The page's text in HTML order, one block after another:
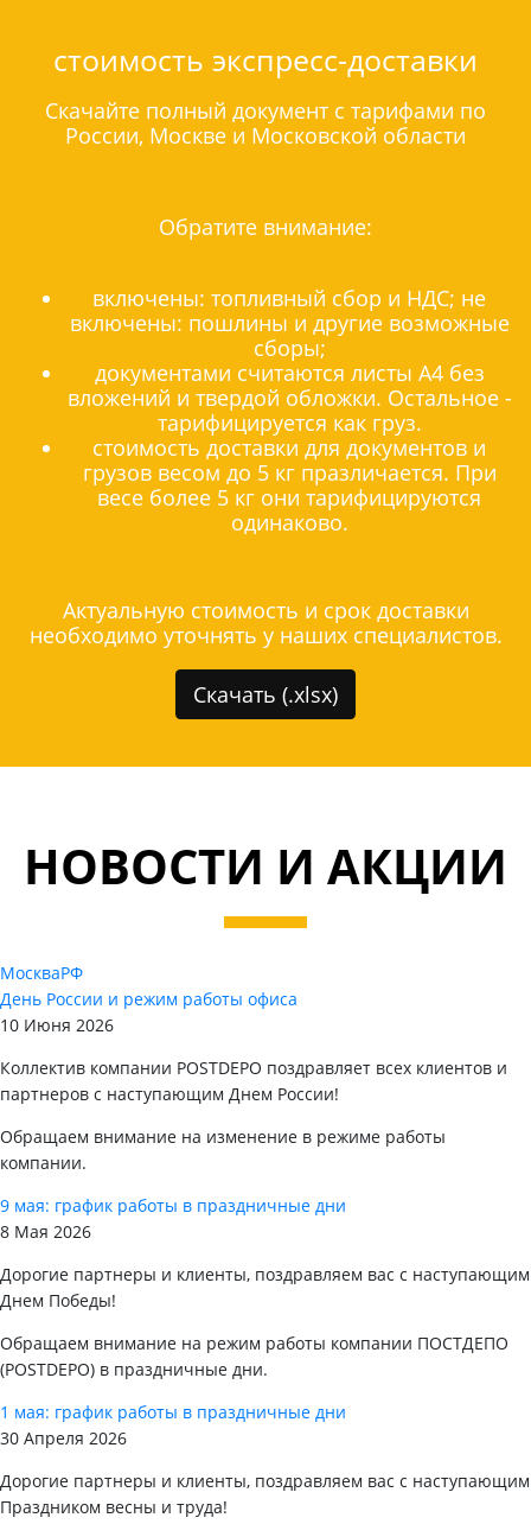
стоимость экспресс-доставки
Скачайте полный документ с тарифами по
России, Москве и Московской области
Обратите внимание:
включены: топливный сбор и НДС; не
включены: пошлины и другие возможные
сборы;
документами считаются листы А4 без
вложений и твердой обложки. Остальное -
тарифицируется как груз.
стоимость доставки для документов и
грузов весом до 5 кг празличается. При
весе более 5 кг они тарифицируются
одинаково.
Актуальную стоимость и срок доставки
необходимо уточнять у наших специалистов.
Скачать (.xlsx)
НОВОСТИ И АКЦИИ
МоскваРФ
День России и режим работы офиса
10 Июня 2026
Коллектив компании POSTDEPO поздравляет всех клиентов и
партнеров с наступающим Днем России!
Обращаем внимание на изменение в режиме работы
компании.
9 мая: график работы в праздничные дни
8 Мая 2026
Дорогие партнеры и клиенты, поздравляем вас с наступающим
Днем Победы!
Обращаем внимание на режим работы компании ПОСТДЕПО
(POSTDEPO) в праздничные дни.
1 мая: график работы в праздничные дни
30 Апреля 2026
Дорогие партнеры и клиенты, поздравляем вас с наступающим
Праздником весны и труда!